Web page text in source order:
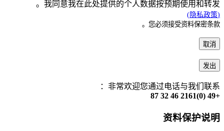
我同意我在此处提供的个人数据按预期使用和转发。
(隐私政策)
您必须接受资料保密条款。
取消
发出
非常欢迎您通过电话与我们联系：
+49 (0)2161 46 32 87
资料保护说明